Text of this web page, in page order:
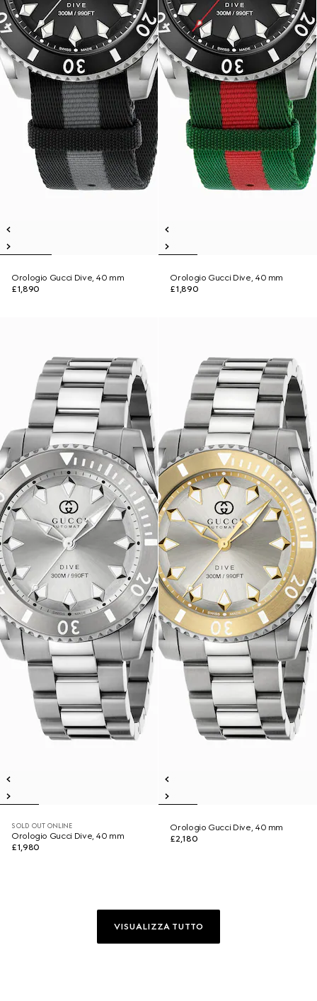
Orologio Gucci Dive, 40 mm
£1,890
Orologio Gucci Dive, 40 mm
£1,890
SOLD OUT ONLINE
Orologio Gucci Dive, 40 mm
£1,980
Orologio Gucci Dive, 40 mm
£2,180
VISUALIZZA TUTTO